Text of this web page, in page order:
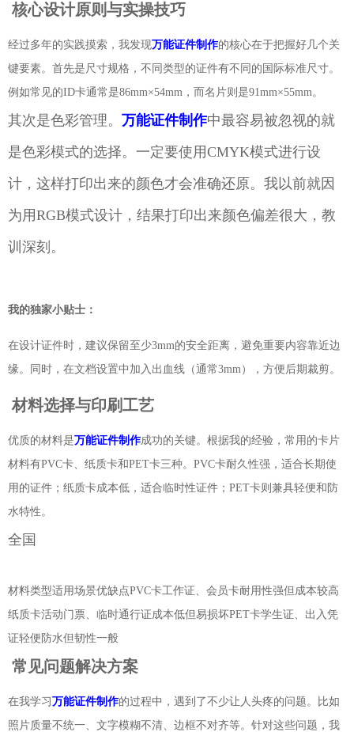
核心设计原则与实操技巧
经过多年的实践摸索，我发现万能证件制作的核心在于把握好几个关
键要素。首先是尺寸规格，不同类型的证件有不同的国际标准尺寸。
例如常见的ID卡通常是86mm×54mm，而名片则是91mm×55mm。
其次是色彩管理。 万能证件制作中最容易被忽视的就
是色彩模式的选择。一定要使用CMYK模式进行设
计，这样打印出来的颜色才会准确还原。我以前就因
为用RGB模式设计，结果打印出来颜色偏差很大，教
训深刻。
我的独家小贴士：
在设计证件时，建议保留至少3mm的安全距离，避免重要内容靠近边
缘。同时，在文档设置中加入出血线（通常3mm），方便后期裁剪。
材料选择与印刷工艺
优质的材料是万能证件制作成功的关键。根据我的经验，常用的卡片
材料有PVC卡、纸质卡和PET卡三种。PVC卡耐久性强，适合长期使
用的证件；纸质卡成本低，适合临时性证件；PET卡则兼具轻便和防
水特性。
全国
材料类型适用场景优缺点PVC卡工作证、会员卡耐用性强但成本较高
纸质卡活动门票、临时通行证成本低但易损坏PET卡学生证、出入凭
证轻便防水但韧性一般
常见问题解决方案
在我学习 万能证件制作的过程中，遇到了不少让人头疼的问题。比如
照片质量不统一、文字模糊不清、边框不对齐等。针对这些问题，我